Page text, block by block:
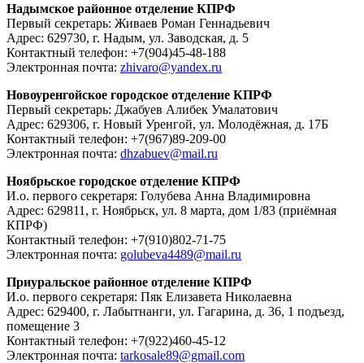
Надымское районное отделение КПРФ
Первый секретарь: Живаев Роман Геннадьевич
Адрес: 629730, г. Надым, ул. Заводская, д. 5
Контактный телефон: +7(904)45-48-188
Электронная почта: zhivaro@yandex.ru
Новоуренгойское городское отделение КПРФ
Первый секретарь: Джабуев Алибек Умалатович
Адрес: 629306, г. Новый Уренгой, ул. Молодёжная, д. 17Б
Контактный телефон: +7(967)89-209-00
Электронная почта: dhzabuev@mail.ru
Ноябрьское городское отделение КПРФ
И.о. первого секретаря: Голубева Анна Владимировна
Адрес: 629811, г. Ноябрьск, ул. 8 марта, дом 1/83 (приёмная
КПРФ)
Контактный телефон: +7(910)802-71-75
Электронная почта: golubeva4489@mail.ru
Приуральское районное отделение КПРФ
И.о. первого секретаря: Пяк Елизавета Николаевна
Адрес: 629400, г. Лабытнанги, ул. Гагарина, д. 36, 1 подъезд,
помещение 3
Контактный телефон: +7(922)460-45-12
Электронная почта: tarkosale89@gmail.com